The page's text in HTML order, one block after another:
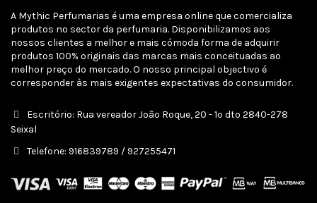
A Mythic Perfumarias é uma empresa online que comercializa
produtos no sector da perfumaria. Disponibilizamos aos
nossos clientes a melhor e mais cómoda forma de adquirir
produtos 100% originais das marcas mais conceituadas ao
melhor preço do mercado. O nosso principal objectivo é
corresponder às mais exigentes expectativas do consumidor.
Escritório: Rua vereador João Roque, 20 - 1º dto 2840-278
Seixal
Telefone: 916839789 / 927255471